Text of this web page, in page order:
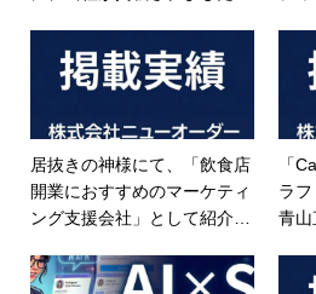
居抜きの神様にて、「飲食店
開業におすすめのマーケティ
ング支援会社」として紹介さ
「
ラフ
青山